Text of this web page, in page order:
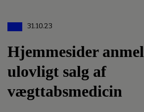
31.10.23
Hjemmesider
ulovligt salg af
vægttabsmedicin